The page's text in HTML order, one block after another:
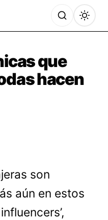
que
hacen
son
aún en estos